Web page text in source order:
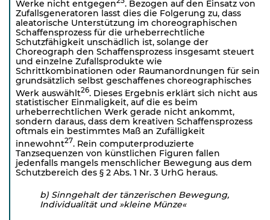
Werke nicht entgegen
. Bezogen auf den Einsatz von
Zufallsgeneratoren lasst dies die Folgerung zu, dass
aleatorische Unterstützung im choreographischen
Schaffensprozess für die urheberrechtliche
Schutzfähigkeit unschädlich ist, solange der
Choreograph den Schaffensprozess insgesamt steuert
und einzelne Zufallsprodukte wie
Schrittkombinationen oder Raumanordnungen für sein
grundsätzlich selbst geschaffenes choreographisches
Werk auswählt26. Dieses Ergebnis erklärt sich nicht aus
statistischer Einmaligkeit, auf die es beim
urheberrechtlichen Werk gerade nicht ankommt,
sondern daraus, dass dem kreativen Schaffensprozess
oftmals ein bestimmtes Maß an Zufälligkeit
innewohnt27. Rein computerproduzierte
Tanzsequenzen von künstlichen Figuren fallen
jedenfalls mangels menschlicher Bewegung aus dem
Schutzbereich des § 2 Abs. 1 Nr. 3 UrhG heraus.
b) Sinngehalt der tänzerischen Bewegung,
Individualität und »kleine Münze«